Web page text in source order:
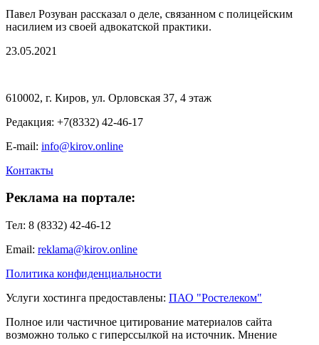
Павел Розуван рассказал о деле, связанном с полицейским
насилием из своей адвокатской практики.
23.05.2021
610002, г. Киров, ул. Орловская 37, 4 этаж
Редакция: +7(8332) 42-46-17
E-mail: info@kirov.online
Контакты
Реклама на портале:
Тел: 8 (8332) 42-46-12
Email: reklama@kirov.online
Политика конфиденциальности
Услуги хостинга предоставлены: ПАО "Ростелеком"
Полное или частичное цитирование материалов сайта
возможно только с гиперссылкой на источник. Мнение